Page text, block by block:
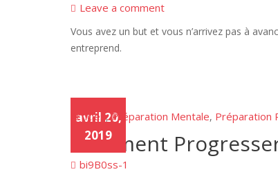
Leave a comment
Vous avez un but et vous n’arrivez pas à
entreprend.
avril 20,
2019
Articles,Préparation Mentale, Préparation
Comment
bi9B0ss-1